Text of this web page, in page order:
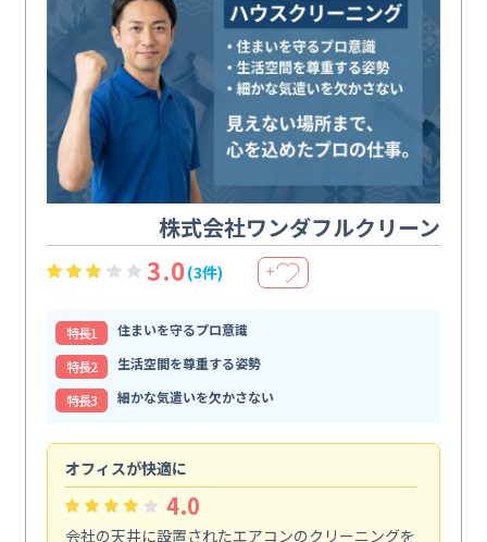
株式会社ワンダフルクリーン
3.0(3件) ＋
特⻑1
住まいを守るプロ意識
特⻑2
生活空間を尊重する姿勢
特⻑3
細かな気遣いを欠かさない
オフィスが快適に
4.0
会社の天井に設置されたエアコンのクリーニングを